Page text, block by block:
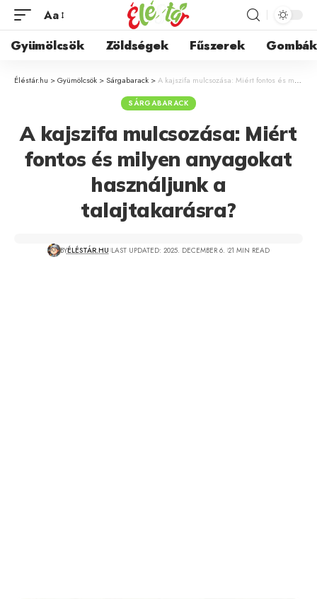
Aa
Gyümölcsök Zöldségek Fűszerek Gombák
Éléstár.hu >Gyümölcsök > Sárgabarack >A kajszifa mulcsozása: Miért fontos és milyen anyagokat használjunk a talajtakarásra?
SÁRGABARACK
A kajszifa mulcsozása: Miért
fontos és milyen anyagokat
használjunk a
talajtakarásra?
BYÉLÉSTÁR.HU LAST UPDATED: 2025. DECEMBER 6. 21 MIN READ